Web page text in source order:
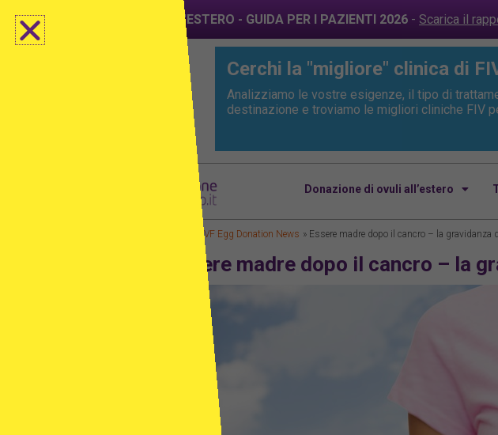
NUOVO: FIV ALL'ESTERO - GUIDA PER I PAZIENTI 2026 - Scarica il
Cerchi la "migliore" clinica di
Analizziamo le vostre esigenze, il tipo di
destinazione e troviamo le migliori cliniche FIV
Donazione di ovuli all’estero
IVF Egg Donation News Essere madre dopo il cancro – la gravidanza
Essere madre dopo il cancro – la